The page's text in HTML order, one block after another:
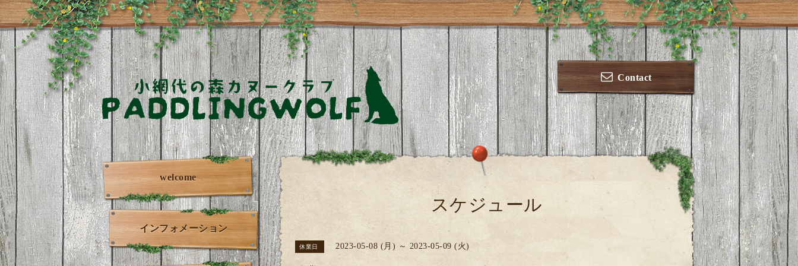
Contact
スケジュール
休業日 2023-05-08 (月) ～ 2023-05-09 (火)
welcome
インフォメーション